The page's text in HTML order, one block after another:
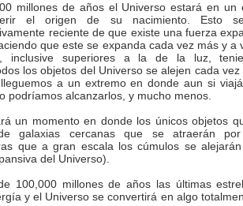
millones de años el Universo estará en un
el origen de su nacimiento. Esto
reciente de que existe una fuerza
que este se expanda cada vez más y a
inclusive superiores a la de la luz,
los objetos del Universo se alejen cada
a un extremo en donde aun si
podríamos alcanzarlos, y mucho menos.
un momento en donde los únicos objetos
galaxias cercanas que se atraerán
que a gran escala los cúmulos se
del Universo).
100,000 millones de años las últimas
y el Universo se convertirá en algo